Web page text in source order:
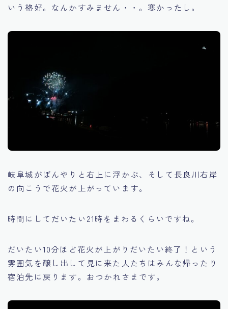
いう格好。なんかすみません・・。寒かったし。
岐阜城がぼんやりと右上に浮かぶ、そして長良川右岸
の向こうで花火が上がっています。
時間にしてだいたい21時をまわるくらいですね。
だいたい10分ほど花火が上がりだいたい終了！という
雰囲気を醸し出して見に来た人たちはみんな帰ったり
宿泊先に戻ります。おつかれさまです。